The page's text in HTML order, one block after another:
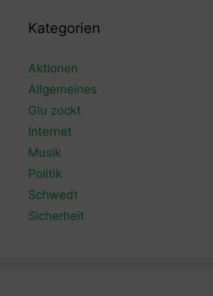
Kategorien
Aktionen
Allgemeines
Glu zockt
Internet
Musik
Politik
Schwedt
Sicherheit